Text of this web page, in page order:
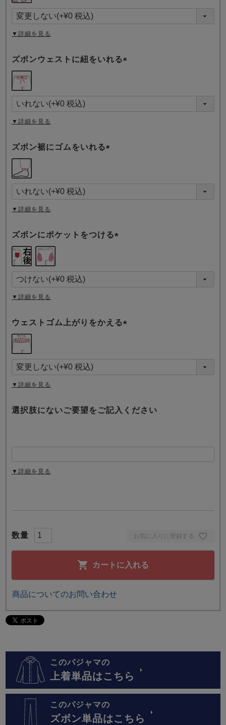
お気に入りに登録する
カートに入れる
須
)
▼詳細を見る
ズボンウェストに紐をいれる
須
)
▼詳細を見る
ズボン裾にゴムをいれる
須
)
▼詳細を見る
ズボンにポケットをつける
須
)
▼詳細を見る
ウェストゴム上がりをかえる
須
)
▼詳細を見る
選択肢にないご要望をご記入ください
▼詳細を見る
商品についてのお問い合わせ
このパジャマの
上着単品はこちら
このパジャマの
ズボン単品はこちら